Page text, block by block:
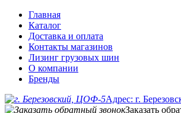
Главная
Каталог
Доставка и оплата
Контакты магазинов
Лизинг грузовых шин
О компании
Бренды
Адрес: г.
Заказать